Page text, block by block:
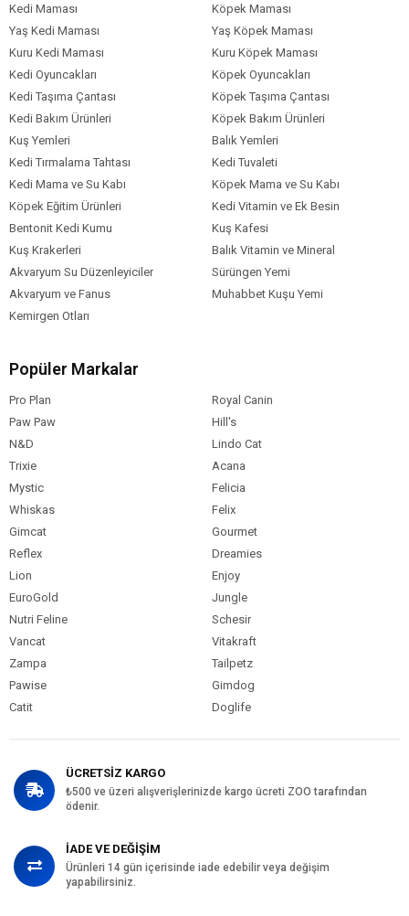
Kedi Maması
Köpek Maması
Yaş Kedi Maması
Yaş Köpek Maması
Kuru Kedi Maması
Kuru Köpek Maması
Kedi Oyuncakları
Köpek Oyuncakları
Kedi Taşıma Çantası
Köpek Taşıma Çantası
Kedi Bakım Ürünleri
Köpek Bakım Ürünleri
Kuş Yemleri
Balık Yemleri
Kedi Tırmalama Tahtası
Kedi Tuvaleti
Kedi Mama ve Su Kabı
Köpek Mama ve Su Kabı
Köpek Eğitim Ürünleri
Kedi Vitamin ve Ek Besin
Bentonit Kedi Kumu
Kuş Kafesi
Kuş Krakerleri
Balık Vitamin ve Mineral
Akvaryum Su Düzenleyiciler
Sürüngen Yemi
Akvaryum ve Fanus
Muhabbet Kuşu Yemi
Kemirgen Otları
Popüler Markalar
Pro Plan
Royal Canin
Paw Paw
Hill's
N&D
Lindo Cat
Trixie
Acana
Mystic
Felicia
Whiskas
Felix
Gimcat
Gourmet
Reflex
Dreamies
Lion
Enjoy
EuroGold
Jungle
Nutri Feline
Schesir
Vancat
Vitakraft
Zampa
Tailpetz
Pawise
Gimdog
Catit
Doglife
ÜCRETSİZ KARGO
₺500 ve üzeri alışverişlerinizde kargo ücreti ZOO tarafından
ödenir.
İADE VE DEĞİŞİM
Ürünleri 14 gün içerisinde iade edebilir veya değişim
yapabilirsiniz.